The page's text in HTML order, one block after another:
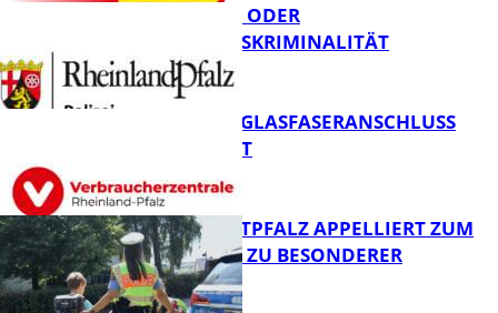
FB News
Polizei
CYBERCRIME ODER
WIRTSCHAFTSKRIMINALITÄT
FB News
WARUM EIN GLASFASERANSCHLUSS
SINNVOLL IST
POLIZEI WESTPFALZ APPELLIERT ZUM
SCHULSTART ZU BESONDERER
VORSICHT